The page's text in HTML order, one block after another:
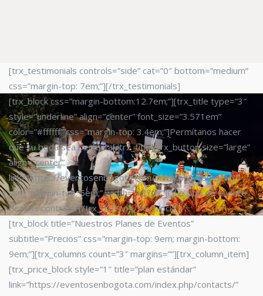
[trx_testimonials controls=”side” cat=”0″ bottom=”medium”
css=”margin-top: 7em;”][/trx_testimonials]
[trx_block css=”margin-bottom:12.7em;”][trx_title type=”3″
style=”underline” align=”center” font_size=”3.571em”
color=”#ffffff” css=”margin-top: 3.4em;”]Permítanos hacer
que su boda sea perfecta[/trx_title][trx_button size=”large”
align=”center”
link=”https://eventosenbogota.com/index.php/contacts/”
css=”margin-top: 5em;” width=”137px”]Que tipo de evento
deseas contratar[/trx_button][/trx_block]
[trx_block title=”Nuestros Planes de Eventos”
subtitle=”Precios” css=”margin-top: 9em; margin-bottom:
9em;”][trx_columns count=”3″ margins=””][trx_column_item]
[trx_price_block style=”1″ title=”plan estándar”
link=”https://eventosenbogota.com/index.php/contacts/”